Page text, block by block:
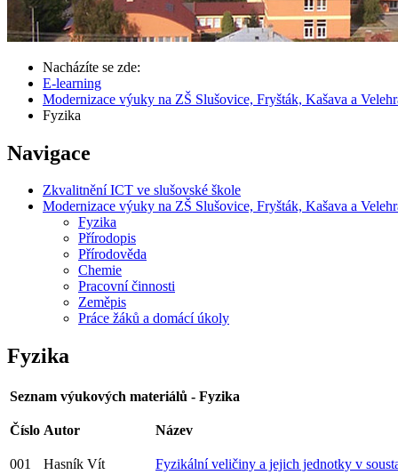
Nacházíte se zde:
E-learning
Modernizace výuky na ZŠ Slušovice, Fryšták, Kašava a
Fyzika
Navigace
Zkvalitnění ICT ve slušovské škole
Modernizace výuky na ZŠ Slušovice, Fryšták, Kašava a
Fyzika
Přírodopis
Přírodověda
Chemie
Pracovní činnosti
Zeměpis
Práce žáků a domácí úkoly
Fyzika
Seznam výukových materiálů - Fyzika
Číslo Autor Název
001 Hasník Vít
Fyzikální veličiny a jejich jednotky v